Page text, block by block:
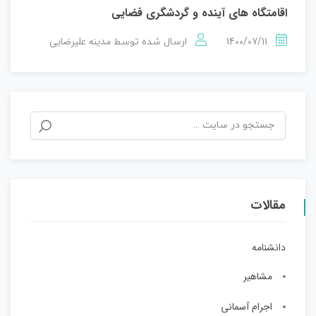
اقامتگاه های آینده و گردشگری فضایی
1400/07/11 ارسال شده توسط مدینه علیرضایی
مقالات
دانشنامه
مشاهیر
اجرام آسمانی